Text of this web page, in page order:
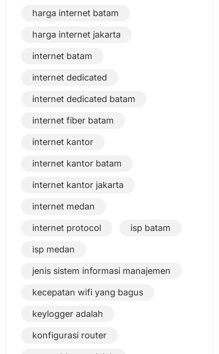
harga internet batam
harga internet jakarta
internet batam
internet dedicated
internet dedicated batam
internet fiber batam
internet kantor
internet kantor batam
internet kantor jakarta
internet medan
internet protocol isp batam
isp medan
jenis sistem informasi manajemen
kecepatan wifi yang bagus
keylogger adalah
konfigurasi router